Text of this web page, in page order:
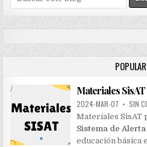
e
a
r
h
o
r
:
Materiales
2024-MAR-07 • SIN
Materiales SisAT
Sistema de
educación básica